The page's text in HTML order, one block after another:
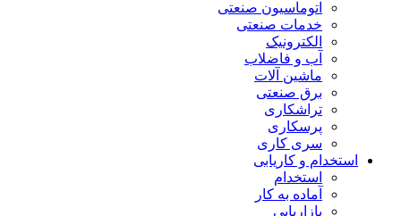
اتوماسیون صنعتی
خدمات صنعتی
الکترونیک
آب و فاضلاب
ماشین آلات
برق صنعتی
تراشکاری
پرسکاری
سری کاری
استخدام و کاریابی
استخدام
آماده به کار
بازاریابی